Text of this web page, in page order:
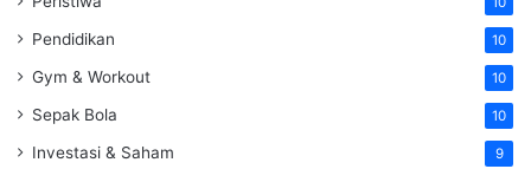
Pendidikan 10
Gym & Workout 10
Sepak Bola 10
Investasi & Saham 9